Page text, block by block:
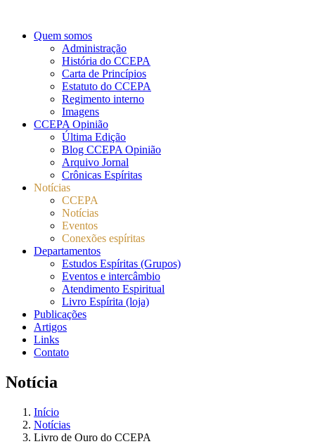
Quem somos
Administração
História do CCEPA
Carta de Princípios
Estatuto do CCEPA
Regimento interno
Imagens
CCEPA Opinião
Última Edição
Blog CCEPA Opinião
Arquivo Jornal
Crônicas Espíritas
Notícias
CCEPA
Notícias
Eventos
Conexões espíritas
Departamentos
Estudos Espíritas (Grupos)
Eventos e intercâmbio
Atendimento Espiritual
Livro Espírita (loja)
Publicações
Artigos
Links
Contato
Notícia
Início
Notícias
Livro de Ouro do CCEPA